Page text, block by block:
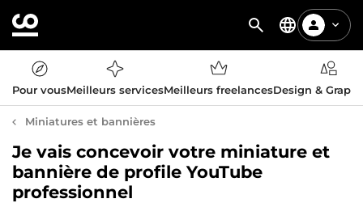
Pour vousMeilleurs servicesMeilleurs freelancesDesign &
Miniatures et bannières
Je vais concevoir votre miniature et
bannière de profile YouTube
professionnel